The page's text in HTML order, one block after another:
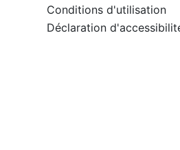
Conditions d'utilisation
Déclaration